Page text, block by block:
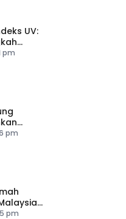
UV:
risiko
pm
Ipoh
pm
pm